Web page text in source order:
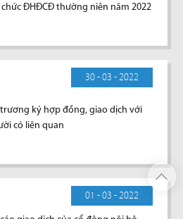
ĐHĐCĐ thường niên năm 2022
30 - 03 - 2022
trương ký hợp đồng, giao dịch với
có liên quan
01 - 03 - 2022